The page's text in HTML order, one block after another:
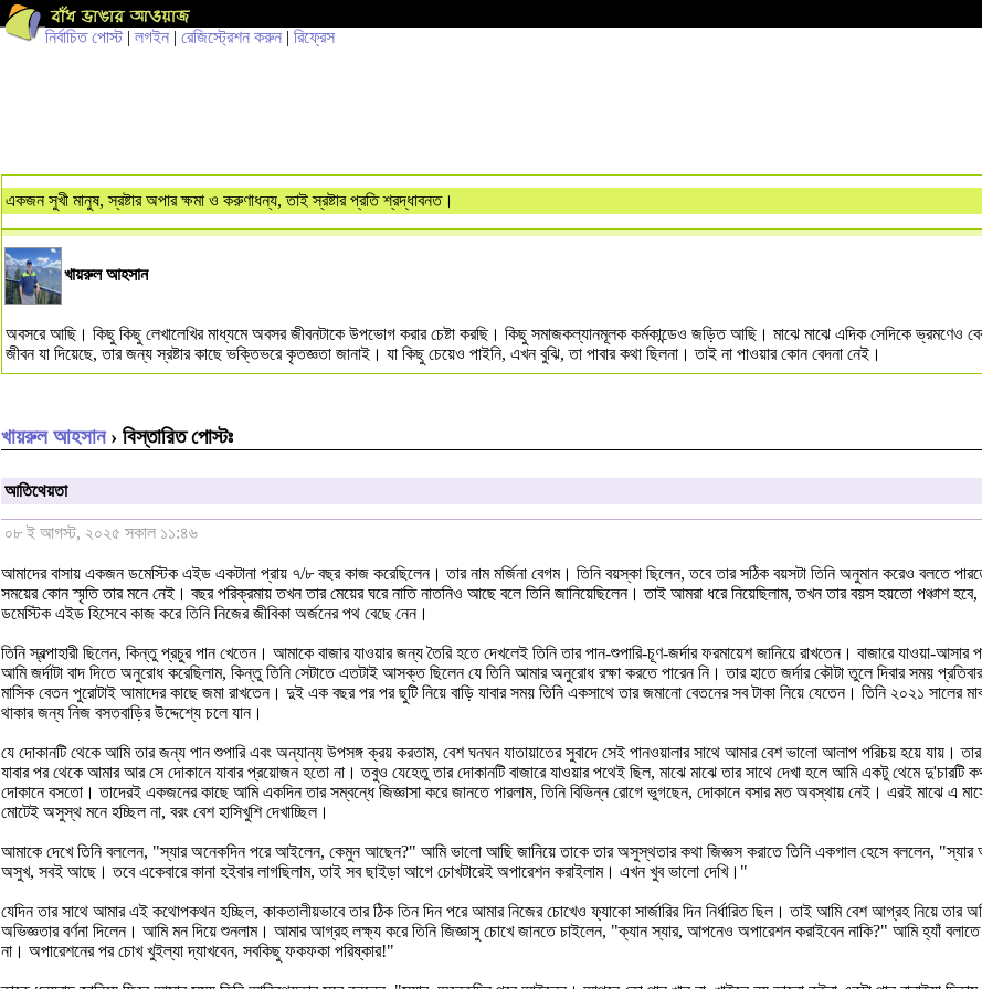
নির্বাচিত পোস্ট| লগইন | রেজিস্ট্রেশন করুন | রিফ্রেস
একজন সুখী মানুষ, স্রষ্টার অপার ক্ষমা ও করুণাধন্য, তাই স্রষ্টার প্রতি শ্রদ্ধাবনত।
খায়রুল আহসান
অবসরে আছি। কিছু কিছু লেখালেখির মাধ্যমে অবসর জীবনটাকে উপভোগ করার চেষ্টা করছি। কিছু সমাজকল্যানমূলক কর্মকান্ডেও জড়িত আছি। মাঝে মাঝে এদিক সেদিকে
জীবন যা দিয়েছে, তার জন্য স্রষ্টার কাছে ভক্তিভরে কৃতজ্ঞতা জানাই। যা কিছু চেয়েও পাইনি, এখন বুঝি, তা পাবার কথা ছিলনা। তাই না পাওয়ার কোন বেদনা নেই।
খায়রুল আহসান› বিস্তারিত পোস্টঃ
আতিথেয়তা
০৮ ই আগস্ট, ২০২৫ সকাল ১১:৪৬
আমাদের বাসায় একজন ডমেস্টিক এইড একটানা প্রায় ৭/৮ বছর কাজ করেছিলেন। তার নাম মর্জিনা বেগম। তিনি বয়স্কা ছিলেন, তবে তার সঠিক বয়সটা তিনি অনুমান করেও বলতে
সময়ের কোন স্মৃতি তার মনে নেই। বছর পরিক্রমায় তখন তার মেয়ের ঘরে নাতি নাতনিও আছে বলে তিনি জানিয়েছিলেন। তাই আমরা ধরে নিয়েছিলাম, তখন তার বয়স হয়তো পঞ্চাশ হবে,
ডমেস্টিক এইড হিসেবে কাজ করে তিনি নিজের জীবিকা অর্জনের পথ বেছে নেন।
তিনি স্বল্পাহারী ছিলেন, কিন্তু প্রচুর পান খেতেন। আমাকে বাজার যাওয়ার জন্য তৈরি হতে দেখলেই তিনি তার পান-শুপারি-চূণ-জর্দার ফরমায়েশ জানিয়ে রাখতেন। বাজারে যাওয়া-
আমি জর্দাটা বাদ দিতে অনুরোধ করেছিলাম, কিন্তু তিনি সেটাতে এতটাই আসক্ত ছিলেন যে তিনি আমার অনুরোধ রক্ষা করতে পারেন নি। তার হাতে জর্দার কৌটা তুলে দিবার সময়
মাসিক বেতন পুরোটাই আমাদের কাছে জমা রাখতেন। দুই এক বছর পর পর ছুটি নিয়ে বাড়ি যাবার সময় তিনি একসাথে তার জমানো বেতনের সব টাকা নিয়ে যেতেন। তিনি ২০২১ সালের
থাকার জন্য নিজ বসতবাড়ির উদ্দেশ্যে চলে যান।
যে দোকানটি থেকে আমি তার জন্য পান শুপারি এবং অন্যান্য উপসঙ্গ ক্রয় করতাম, বেশ ঘনঘন যাতায়াতের সুবাদে সেই পানওয়ালার সাথে আমার বেশ ভালো আলাপ পরিচয় হয়ে যায়।
যাবার পর থেকে আমার আর সে দোকানে যাবার প্রয়োজন হতো না। তবুও যেহেতু তার দোকানটি বাজারে যাওয়ার পথেই ছিল, মাঝে মাঝে তার সাথে দেখা হলে আমি একটু থেমে
দোকানে বসতো। তাদেরই একজনের কাছে আমি একদিন তার সম্বন্ধে জিজ্ঞাসা করে জানতে পারলাম, তিনি বিভিন্ন রোগে ভুগছেন, দোকানে বসার মত অবস্থায় নেই। এরই মাঝে এ
মোটেই অসুস্থ মনে হচ্ছিল না, বরং বেশ হাসিখুশি দেখাচ্ছিল।
আমাকে দেখে তিনি বললেন, "স্যার অনেকদিন পরে আইলেন, কেমুন আছেন?" আমি ভালো আছি জানিয়ে তাকে তার অসুস্থতার কথা জিজ্ঞস করাতে তিনি একগাল হেসে বললেন, "স্যার
অসুখ, সবই আছে। তবে একেবারে কানা হইবার লাগছিলাম, তাই সব ছাইড়া আগে চোখটারেই অপারেশন করাইলাম। এখন খুব ভালো দেখি।"
যেদিন তার সাথে আমার এই কথোপকথন হচ্ছিল, কাকতালীয়ভাবে তার ঠিক তিন দিন পরে আমার নিজের চোখেও ফ্যাকো সার্জারির দিন নির্ধারিত ছিল। তাই আমি বেশ আগ্রহ নিয়ে তার
অভিজ্ঞতার বর্ণনা দিলেন। আমি মন দিয়ে শুনলাম। আমার আগ্রহ লক্ষ্য করে তিনি জিজ্ঞাসু চোখে জানতে চাইলেন, "ক্যান স্যার, আপনেও অপারেশন করাইবেন নাকি?" আমি হ্যাঁ
না। অপারেশনের পর চোখ খুইল্যা দ্যাখবেন, সবকিছু ফকফকা পরিষ্কার!"